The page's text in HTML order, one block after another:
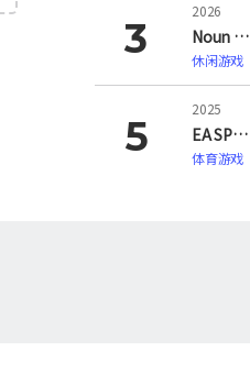
2026
Noun Town 语言学习（Noun Town Language Learning）
休闲游戏
2025
EA SPORTS FC 26
体育游戏